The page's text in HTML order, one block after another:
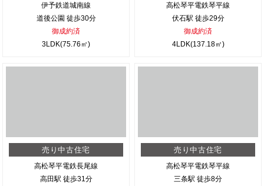
伊予鉄道城南線
道後公園 徒歩30分
御成約済
3LDK(75.76㎡)
高松琴平電鉄琴平線
伏石駅 徒歩29分
御成約済
4LDK(137.18㎡)
売り中古住宅
高松琴平電鉄長尾線
高田駅 徒歩31分
売り中古住宅
高松琴平電鉄琴平線
三条駅 徒歩8分